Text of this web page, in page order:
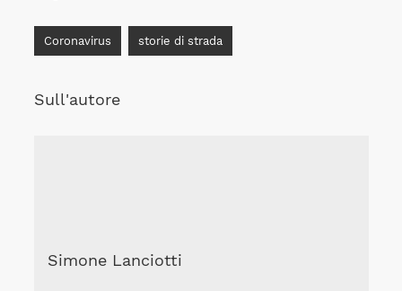
Coronavirus storie di strada
Sull'autore
Simone Lanciotti